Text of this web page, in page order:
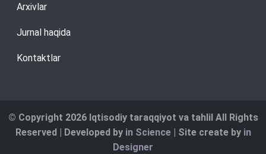
Arxivlar
Jurnal haqida
Kontaktlar
© Copyright 2026 Iqtisodiy taraqqiyot va tahlil All Rights
Reserved | Developed by in Science| Site create by in
Designer